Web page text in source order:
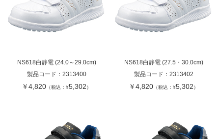
NS618白静電 (24.0～29.0cm)
製品コード： 2313400
￥4,820 （税込：¥5,302）
NS618白静電 (27.5・30.0cm)
製品コード： 2313402
￥4,820 （税込：¥5,302）